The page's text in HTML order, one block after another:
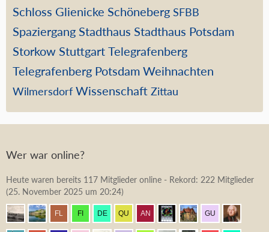
Schloss Glienicke Schöneberg SFBB
Spaziergang Stadthaus Stadthaus Potsdam
Storkow Stuttgart Telegrafenberg
Telegrafenberg Potsdam Weihnachten
Wilmersdorf Wissenschaft Zittau
Wer war online?
Heute waren bereits 117 Mitglieder online - Rekord: 222 Mitglieder
(25. November 2025 um 20:24)